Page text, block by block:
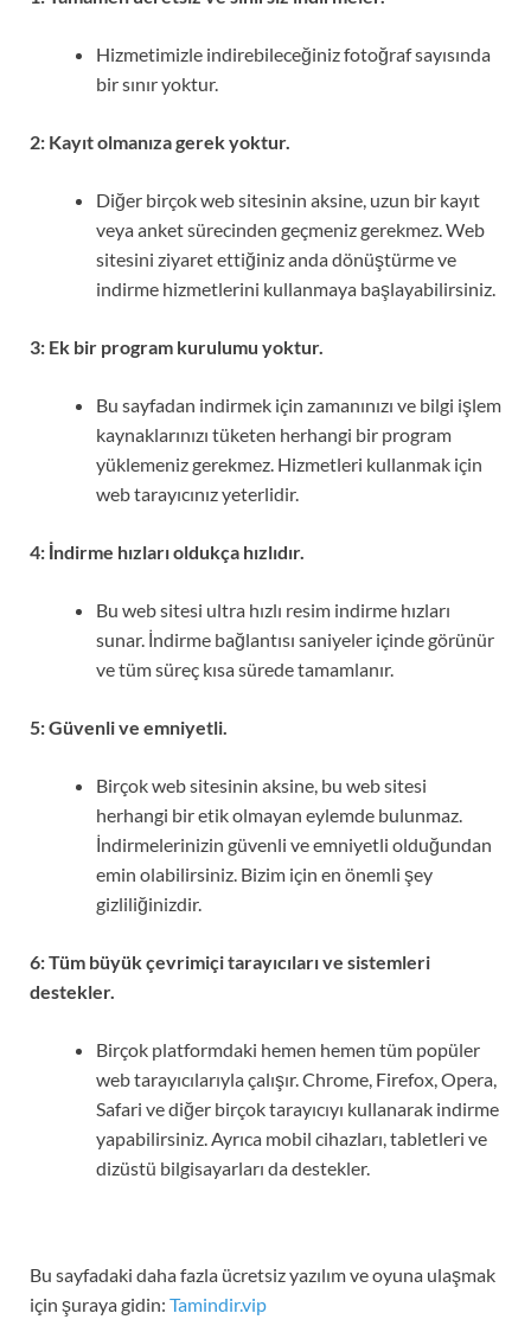
Hizmetimizle indirebileceğiniz fotoğraf sayısında
bir sınır yoktur.
2: Kayıt olmanıza gerek yoktur.
Diğer birçok web sitesinin aksine, uzun bir kayıt
veya anket sürecinden geçmeniz gerekmez. Web
sitesini ziyaret ettiğiniz anda dönüştürme ve
indirme hizmetlerini kullanmaya başlayabilirsiniz.
3: Ek bir program kurulumu yoktur.
Bu sayfadan indirmek için zamanınızı ve bilgi işlem
kaynaklarınızı tüketen herhangi bir program
yüklemeniz gerekmez. Hizmetleri kullanmak için
web tarayıcınız yeterlidir.
4: İndirme hızları oldukça hızlıdır.
Bu web sitesi ultra hızlı resim indirme hızları
sunar. İndirme bağlantısı saniyeler içinde görünür
ve tüm süreç kısa sürede tamamlanır.
5: Güvenli ve emniyetli.
Birçok web sitesinin aksine, bu web sitesi
herhangi bir etik olmayan eylemde bulunmaz.
İndirmelerinizin güvenli ve emniyetli olduğundan
emin olabilirsiniz. Bizim için en önemli şey
gizliliğinizdir.
6: Tüm büyük çevrimiçi tarayıcıları ve sistemleri
destekler.
Birçok platformdaki hemen hemen tüm popüler
web tarayıcılarıyla çalışır. Chrome, Firefox, Opera,
Safari ve diğer birçok tarayıcıyı kullanarak indirme
yapabilirsiniz. Ayrıca mobil cihazları, tabletleri ve
dizüstü bilgisayarları da destekler.
Bu sayfadaki daha fazla ücretsiz yazılım ve oyuna ulaşmak
için şuraya gidin: Tamindir.vip